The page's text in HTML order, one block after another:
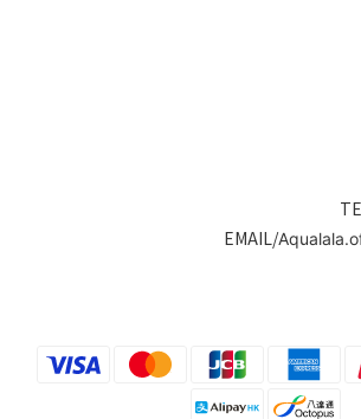
EMAIL/